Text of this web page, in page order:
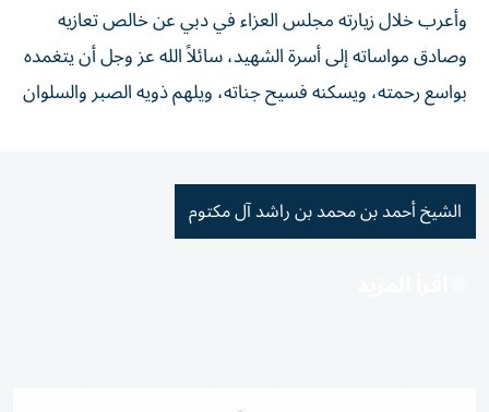
وأعرب خلال زيارته مجلس العزاء في دبي عن خالص تعازيه
وصادق مواساته إلى أسرة الشهيد، سائلاً الله عز وجل أن يتغمده
بواسع رحمته، ويسكنه فسيح جناته، ويلهم ذويه الصبر والسلوان
الشيخ أحمد بن محمد بن راشد آل مكتوم